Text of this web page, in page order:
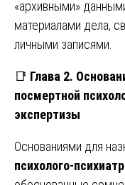
«архивными»
материалами дела,
личными записями.
📑 Глава 2.
посмертной
экспертизы
Основаниями для
психолого-